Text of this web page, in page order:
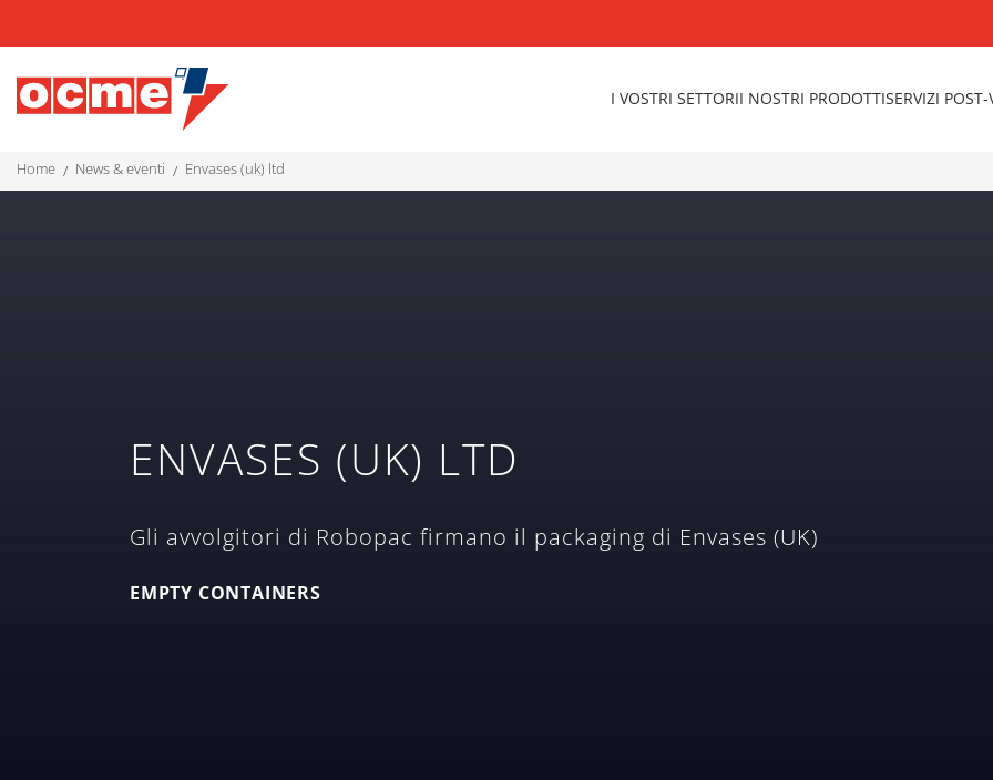
I VOSTRI SETTORII NOSTRI PRODOTTISERVIZI
home news & eventi envases (uk) ltd
ENVASES (UK) LTD
Gli avvolgitori di Robopac firmano il packaging di Envases (UK)
EMPTY CONTAINERS